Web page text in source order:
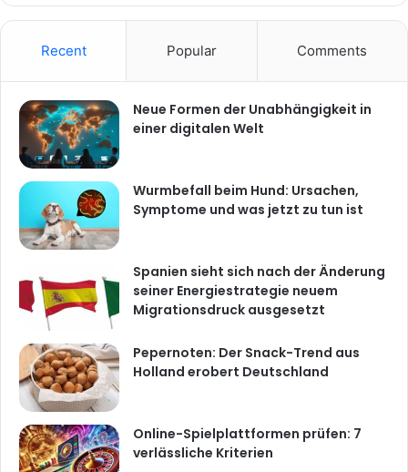
Recent Popular Comments
Neue Formen der Unabhängigkeit in
einer digitalen Welt
Wurmbefall beim Hund: Ursachen,
Symptome und was jetzt zu tun ist
Spanien sieht sich nach der Änderung
seiner Energiestrategie neuem
Migrationsdruck ausgesetzt
Pepernoten: Der Snack-Trend aus
Holland erobert Deutschland
Online-Spielplattformen prüfen: 7
verlässliche Kriterien